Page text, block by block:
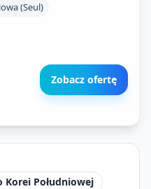
(Seul)
Zobacz ofertę
Korei Południowej